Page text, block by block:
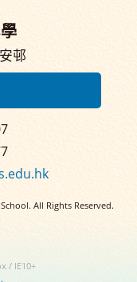
邨
All Rights Reserved.
/ IE10+